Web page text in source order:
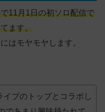
11月1日の初ソロ配信で
ます。
はモヤモヤします。
イブのトップとコラボし